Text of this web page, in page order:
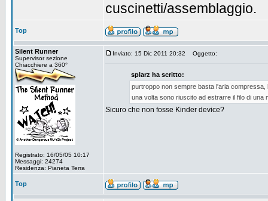
cuscinetti/assemblaggio.
Top
Silent Runner
Supervisor sezione
Chiacchiere a 360°
Registrato: 16/05/05 10:17
Messaggi: 24274
Residenza: Pianeta Terra
Inviato: 15 Dic 2011 20:32 Oggetto:
splarz ha scritto:
purtroppo non sempre basta l'aria compressa,
una volta sono riuscito ad estrarre il filo di una
Sicuro che non fosse Kinder device?
Top